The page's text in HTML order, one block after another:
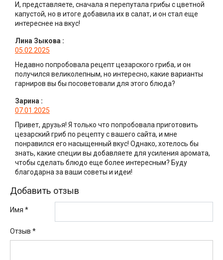
И, представляете, сначала я перепутала грибы с цветной
капустой, но в итоге добавила их в салат, и он стал еще
интереснее на вкус!
Лина Зыкова :
05.02.2025
Недавно попробовала рецепт цезарского гриба, и он
получился великолепным, но интересно, какие варианты
гарниров вы бы посоветовали для этого блюда?
Зарина :
07.01.2025
Привет, друзья! Я только что попробовала приготовить
цезарский гриб по рецепту с вашего сайта, и мне
понравился его насыщенный вкус! Однако, хотелось бы
знать, какие специи вы добавляете для усиления аромата,
чтобы сделать блюдо еще более интересным? Буду
благодарна за ваши советы и идеи!
Добавить отзыв
Имя *
Отзыв *